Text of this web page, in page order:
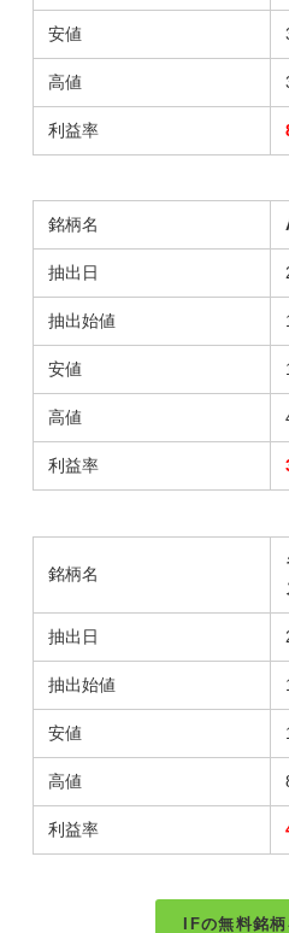
安値
高値
利益率
銘柄名
抽出日
抽出始値
安値
高値
利益率
銘柄名
抽出日
抽出始値
安値
高値
利益率
IFの無料銘